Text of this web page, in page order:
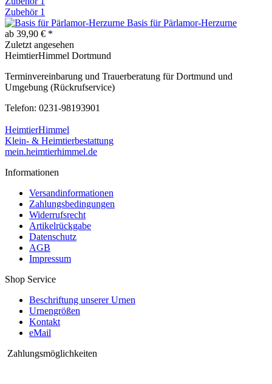
Zubehör 1
Basis für Pärlamor-Herzurne
ab 39,90 € *
Zuletzt angesehen
HeimtierHimmel Dortmund
Terminvereinbarung und Trauerberatung für Dortmund und
Umgebung (Rückrufservice)
Telefon: 0231-98193901
HeimtierHimmel
Klein- & Heimtierbestattung
mein.heimtierhimmel.de
Informationen
Versandinformationen
Zahlungsbedingungen
Widerrufsrecht
Artikelrückgabe
Datenschutz
AGB
Impressum
Shop Service
Beschriftung unserer Urnen
Urnengrößen
Kontakt
eMail
Zahlungsmöglichkeiten